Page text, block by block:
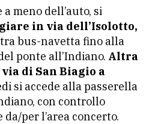
meno dell’auto, si
in via dell’Isolotto,
bus-navetta fino alla
ponte all’Indiano. Altra
di San Biagio a
si accede alla passerella
con controllo
per l’area concerto.